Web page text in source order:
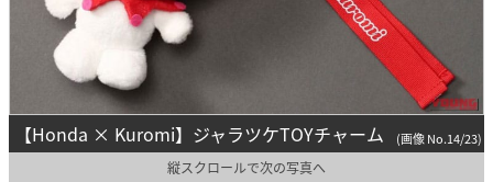
【Honda × Kuromi】ジャラツケTOYチャーム (画像 No.14/23)
縦スクロールで次の写真へ